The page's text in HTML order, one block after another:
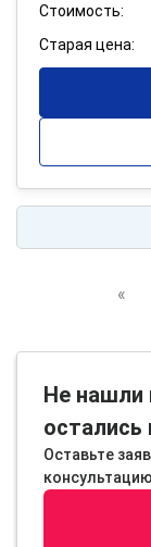
Стоимость:
Старая цена:
«
Не нашли
остались
Оставьте